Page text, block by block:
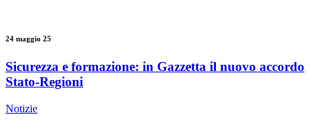
24 maggio 25
Sicurezza e formazione: in Gazzetta il nuovo accordo
Stato-Regioni
Notizie